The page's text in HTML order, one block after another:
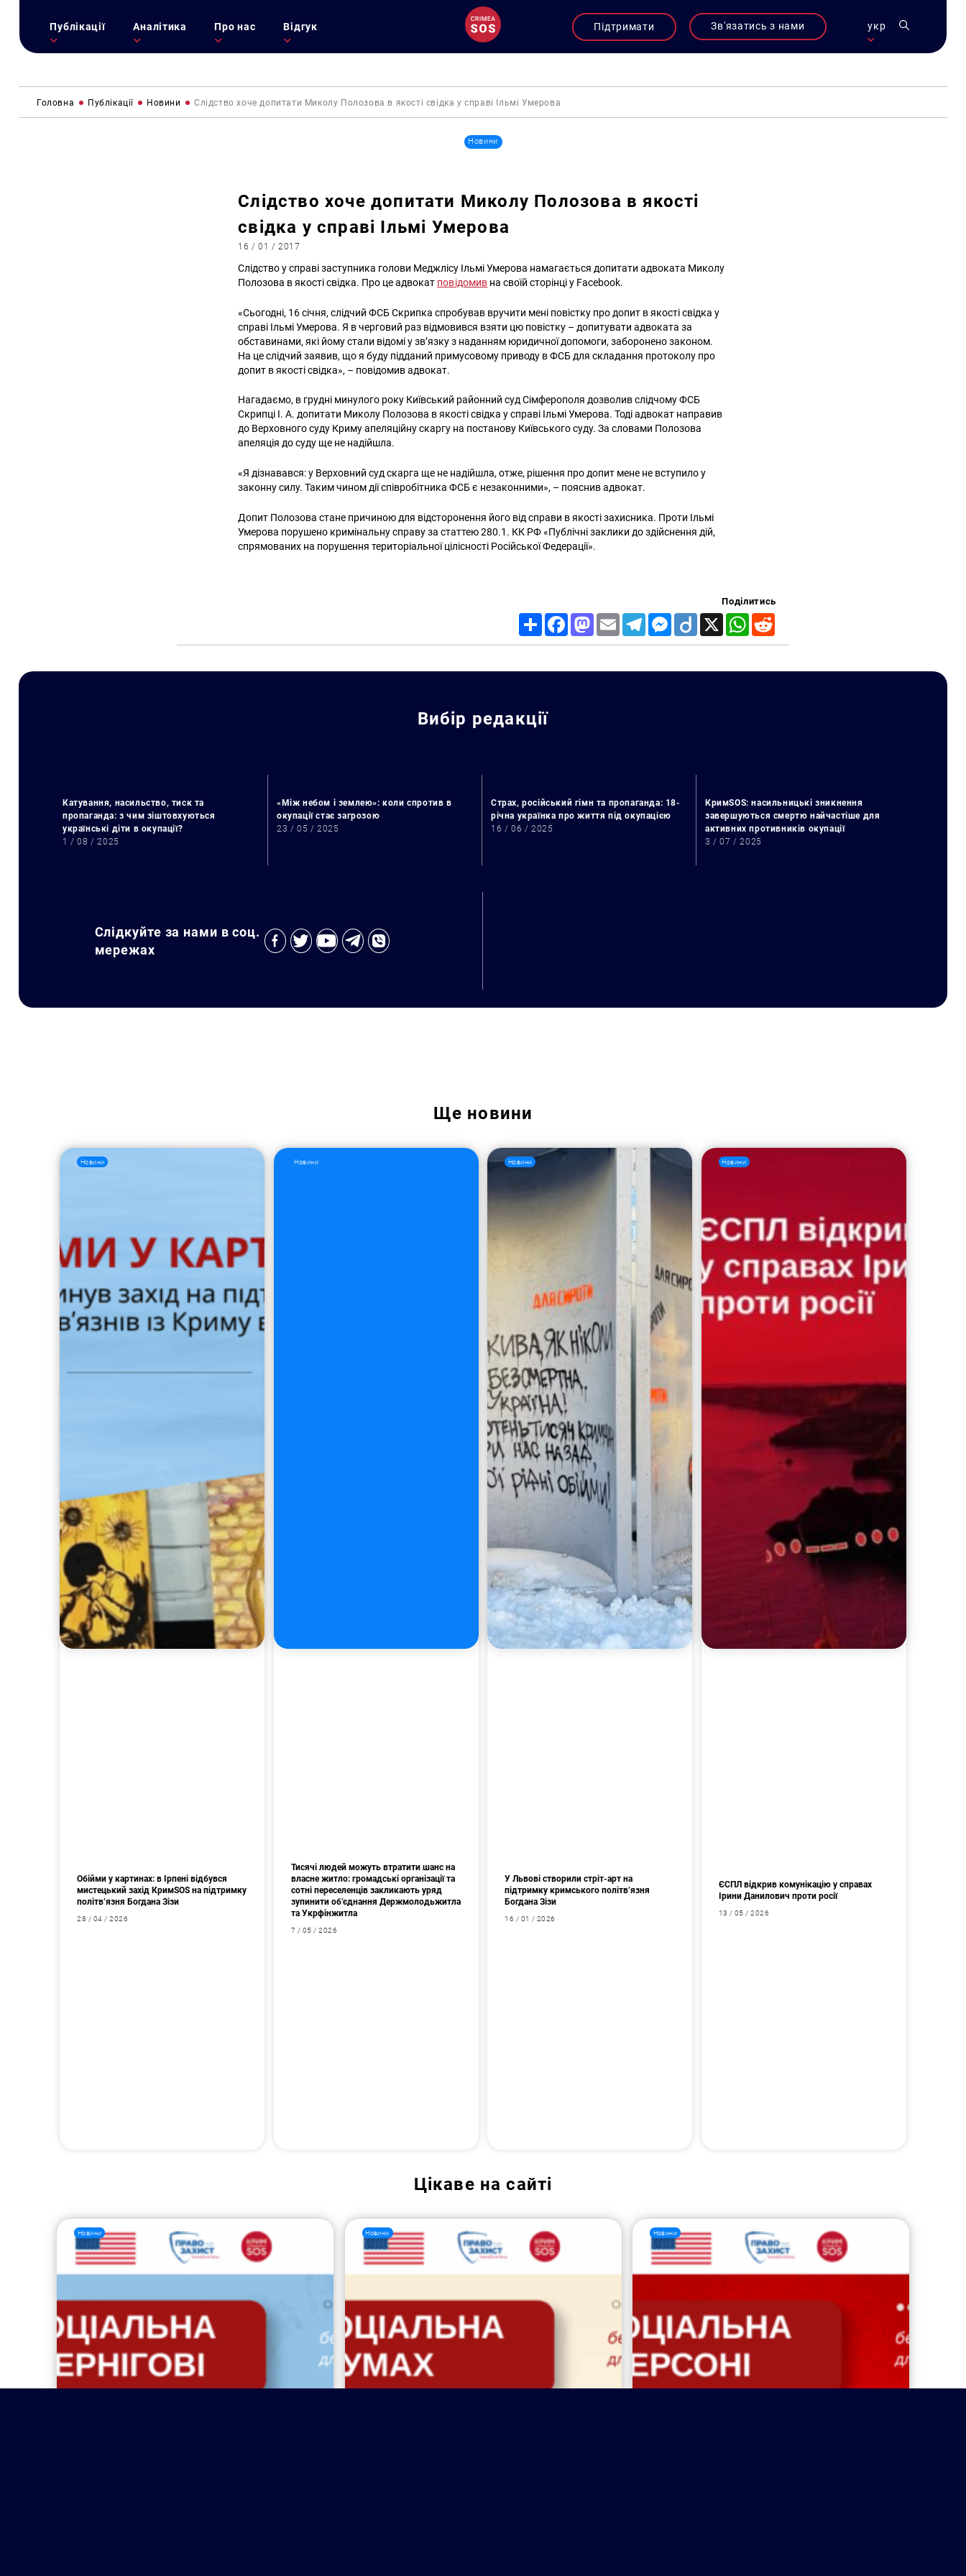
Публікації Аналітика Про нас Відгук Підтримати Зв'язатись з нами укр
Головна Публікації Новини Слідство хоче допитати Миколу Полозова в якості свідка у справі Ільмі Умерова
Новини
Слідство хоче допитати Миколу Полозова в якості
свідка у справі Ільмі Умерова
16 / 01 / 2017
Слідство у справі заступника голови Меджлісу Ільмі Умерова намагається допитати адвоката Миколу
Полозова в якості свідка. Про це адвокат повідомив на своїй сторінці у Facebook.
«Сьогодні, 16 січня, слідчий ФСБ Скрипка спробував вручити мені повістку про допит в якості свідка у
справі Ільмі Умерова. Я в черговий раз відмовився взяти цю повістку – допитувати адвоката за
обставинами, які йому стали відомі у зв’язку з наданням юридичної допомоги, заборонено законом.
На це слідчий заявив, що я буду підданий примусовому приводу в ФСБ для складання протоколу про
допит в якості свідка», – повідомив адвокат.
Нагадаємо, в грудні минулого року Київський районний суд Сімферополя дозволив слідчому ФСБ
Скрипці І. А. допитати Миколу Полозова в якості свідка у справі Ільмі Умерова. Тоді адвокат направив
до Верховного суду Криму апеляційну скаргу на постанову Київського суду. За словами Полозова
апеляція до суду ще не надійшла.
«Я дізнавався: у Верховний суд скарга ще не надійшла, отже, рішення про допит мене не вступило у
законну силу. Таким чином дії співробітника ФСБ є незаконними», – пояснив адвокат.
Допит Полозова стане причиною для відсторонення його від справи в якості захисника. Проти Ільмі
Умерова порушено кримінальну справу за статтею 280.1. КК РФ «Публічні заклики до здійснення дій,
спрямованих на порушення територіальної цілісності Російської Федерації».
Поділитись
Share FacebookMastodon
Email TelegramMessenger
Diigo X WhatsApp
Вибір редакції
Катування, насильство, тиск та
пропаганда: з чим зіштовхуються
українські діти в окупації?
1 / 08 / 2025
«Між небом і землею»: коли спротив в
окупації стає загрозою
23 / 05 / 2025
Страх, російський гімн та пропаганда: 18-
річна українка про життя під окупацією
16 / 06 / 2025
КримSOS: насильницькі зникнення
завершуються смертю найчастіше для
активних противників окупації
3 / 07 / 2025
Слідкуйте за нами в соц.
мережах
Ще новини
Новини
Обійми у картинах: в Ірпені відбувся
мистецький захід КримSOS на підтримку
політв’язня Богдана Зізи
28 / 04 / 2026
Новини
Тисячі людей можуть втратити шанс на
власне житло: громадські організації та
сотні переселенців закликають уряд
зупинити об’єднання Держмолодьжитла
та Укрфінжитла
7 / 05 / 2026
Новини
У Львові створили стріт-арт на
підтримку кримського політв’язня
Богдана Зізи
16 / 01 / 2026
Новини
ЄСПЛ відкрив комунікацію у справах
Ірини Данилович проти росії
13 / 05 / 2026
Цікаве на сайті
Новини Новини Новини